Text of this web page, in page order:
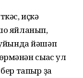
иҫкə
яйланып,
йəшəп
сыҡҡас ул
тапҡыр ҙа